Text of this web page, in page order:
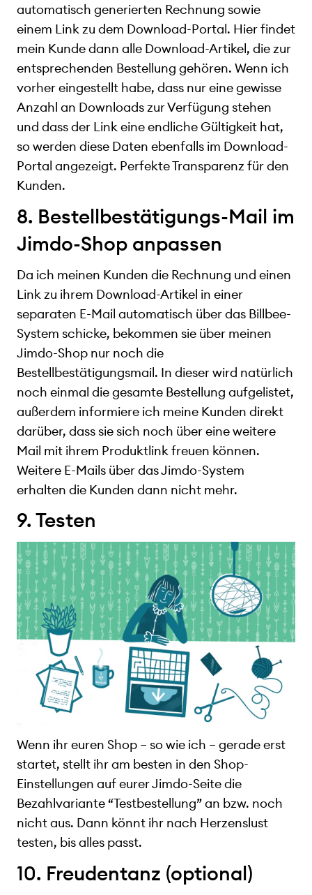
automatisch generierten Rechnung sowie
einem Link zu dem Download-Portal. Hier findet
mein Kunde dann alle Download-Artikel, die zur
entsprechenden Bestellung gehören. Wenn ich
vorher eingestellt habe, dass nur eine gewisse
Anzahl an Downloads zur Verfügung stehen
und dass der Link eine endliche Gültigkeit hat,
so werden diese Daten ebenfalls im Download-
Portal angezeigt. Perfekte Transparenz für den
Kunden.
8. Bestellbestätigungs-Mail im
Jimdo-Shop anpassen
Da ich meinen Kunden die Rechnung und einen
Link zu ihrem Download-Artikel in einer
separaten E-Mail automatisch über das Billbee-
System schicke, bekommen sie über meinen
Jimdo-Shop nur noch die
Bestellbestätigungsmail. In dieser wird natürlich
noch einmal die gesamte Bestellung aufgelistet,
außerdem informiere ich meine Kunden direkt
darüber, dass sie sich noch über eine weitere
Mail mit ihrem Produktlink freuen können.
Weitere E-Mails über das Jimdo-System
erhalten die Kunden dann nicht mehr.
9. Testen
Wenn ihr euren Shop – so wie ich – gerade erst
startet, stellt ihr am besten in den Shop-
Einstellungen auf eurer Jimdo-Seite die
Bezahlvariante “Testbestellung” an bzw. noch
nicht aus. Dann könnt ihr nach Herzenslust
testen, bis alles passt.
10. Freudentanz (optional)